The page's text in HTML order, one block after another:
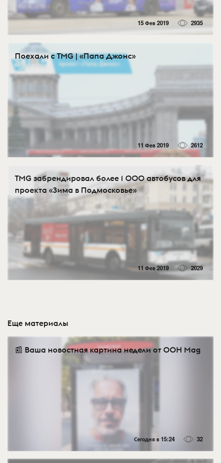
15 Фев 2019 2935
Поехали с TMG | «Папа Джонс»
11 Фев 2019 2612
TMG забрендировал более 1 000 автобусов для
проекта «Зима в Подмосковье»
11 Фев 2019 2029
Еще материалы
📰 Ваша новостная картина недели от OOH Mag
Сегодня в 15:24 32